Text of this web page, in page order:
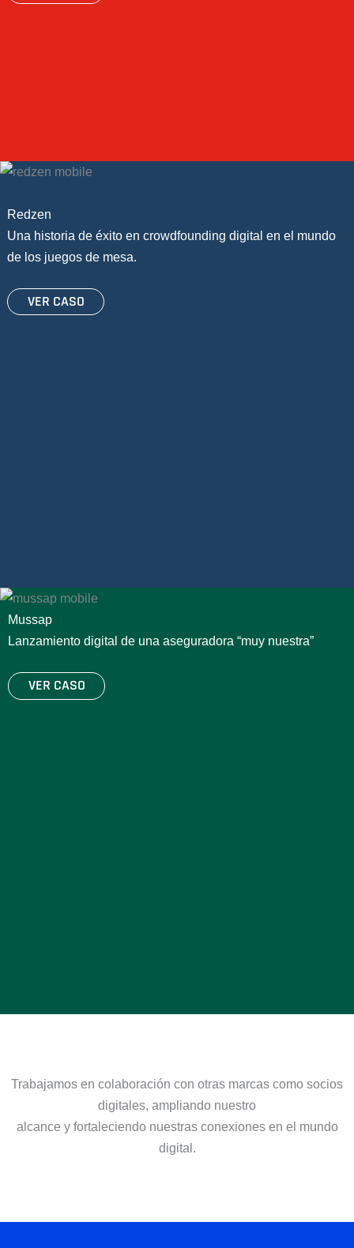
Redzen
Una historia de éxito en crowdfounding digital en el mundo
de los juegos de mesa.
VER CASO
Mussap
Lanzamiento digital de una aseguradora “muy nuestra”
VER CASO
Trabajamos en colaboración con otras marcas como socios
digitales, ampliando nuestro
alcance y fortaleciendo nuestras conexiones en el mundo
digital.